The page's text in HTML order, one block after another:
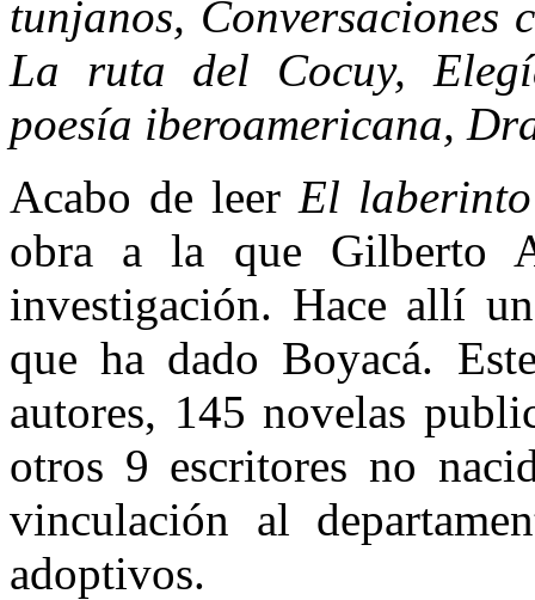
tunjanos, Conversaciones
La ruta del Cocuy,
poesía iberoamericana,
Acabo de leer El
obra a la que Gilberto
investigación. Hace allí
que ha dado Boyacá.
autores, 145 novelas
otros 9 escritores no
vinculación al
adoptivos.